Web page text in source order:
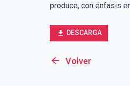
produce, con énfasis
file_download DESCARGA
arrow_back Volver